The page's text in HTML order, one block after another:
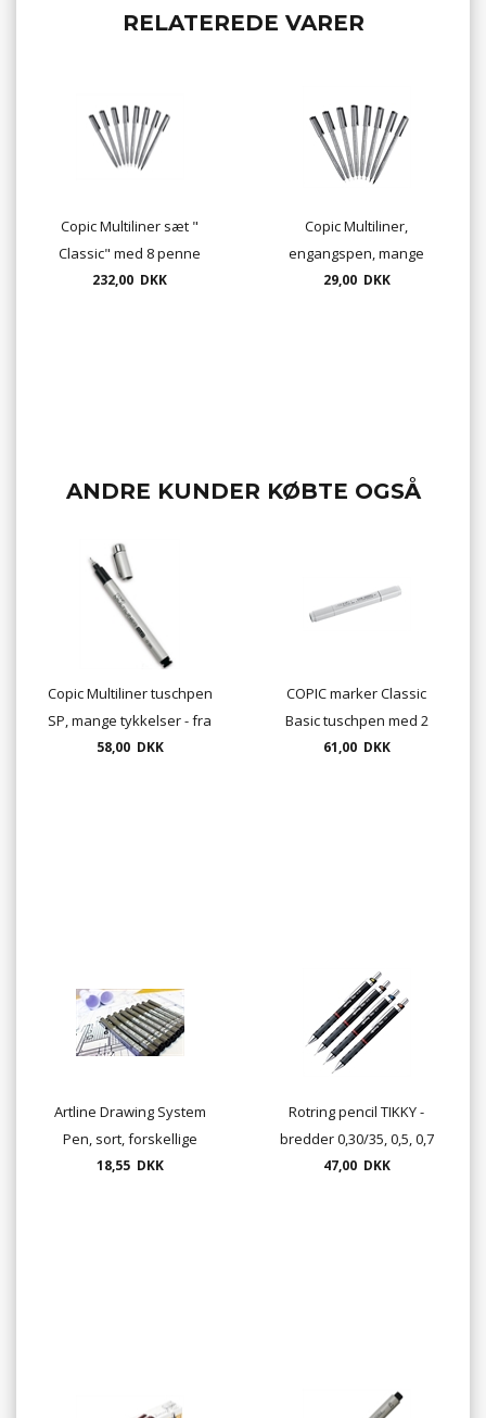
RELATEREDE VARER
Copic Multiliner sæt "
Classic" med 8 penne
232,00 DKK
Copic Multiliner,
engangspen, mange
tykkelser. fra 0,05 til
29,00 DKK
ANDRE KUNDER KØBTE OGSÅ
Copic Multiliner tuschpen
SP, mange tykkelser - fra
0,03 etc.
58,00 DKK
COPIC marker Classic
Basic tuschpen med 2
spidser. Ring for
61,00 DKK
Artline Drawing System
Pen, sort, forskellige
tykkelser
18,55 DKK
Rotring pencil TIKKY -
bredder 0,30/35, 0,5, 0,7
og 0,9/1,0
47,00 DKK